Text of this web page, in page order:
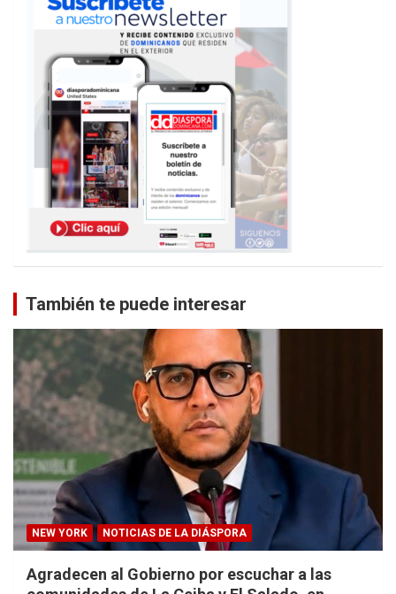
También te puede interesar
NEW YORK NOTICIAS DE LA DIÁSPORA
Agradecen al Gobierno por escuchar a las